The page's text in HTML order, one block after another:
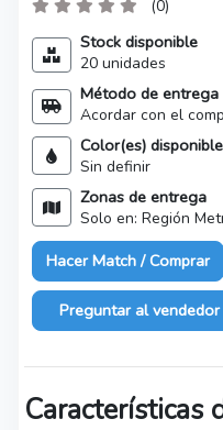
(0)
Stock disponible
20 unidades
Método de entrega
Acordar con el
Color(es)
Sin definir
Zonas de entrega
Solo en: Región
Hacer Match / Comprar
Preguntar al vendedor
Características